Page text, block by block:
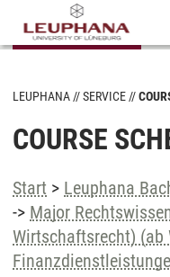
LEUPHANA SERVICE
COURSE
Start > Leuphana
-> Major
Wirtschaftsrecht) (ab